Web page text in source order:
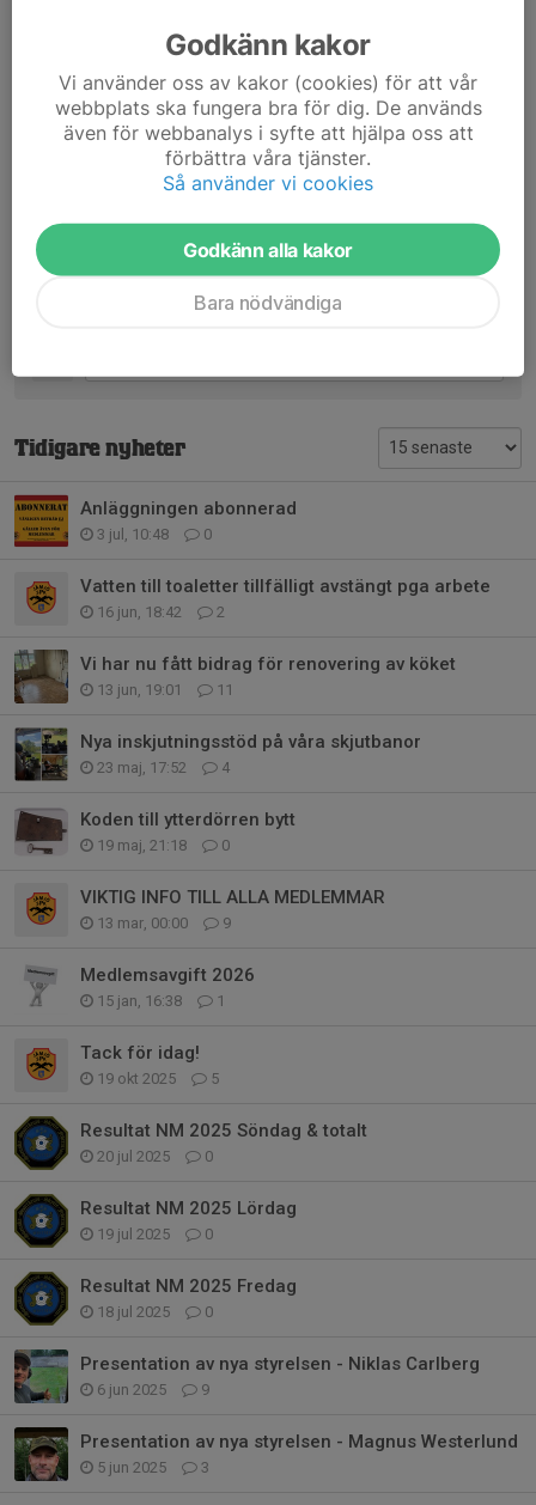
Bo Hirdelw
1 jun 2025
Grattis 👍
Mirsad Katadzic1 jun 2025
klubben. Lycka till 👍
Jimmy Svensson5 jun 2025
Tidigare nyheter
Anläggningen abonnerad
3 jul, 10:48 0
Vatten till toaletter tillfälligt avstängt pga arbete
16 jun, 18:42 2
Vi har nu fått bidrag för renovering av köket
13 jun, 19:01 11
Nya inskjutningsstöd på våra skjutbanor
23 maj, 17:52 4
Koden till ytterdörren bytt
19 maj, 21:18 0
VIKTIG INFO TILL ALLA MEDLEMMAR
13 mar, 00:00 9
Medlemsavgift 2026
15 jan, 16:38 1
Tack för idag!
19 okt 2025 5
Resultat NM 2025 Söndag & totalt
20 jul 2025 0
Resultat NM 2025 Lördag
19 jul 2025 0
Resultat NM 2025 Fredag
18 jul 2025 0
Presentation av nya styrelsen - Niklas Carlberg
6 jun 2025 9
Presentation av nya styrelsen - Magnus Westerlund
5 jun 2025 3
Godkänn kakor
Vi använder oss av kakor (cookies) för att vår
webbplats ska fungera bra för dig. De används
även för webbanalys i syfte att hjälpa oss att
förbättra våra tjänster.
Så använder vi cookies
Godkänn alla kakor
Bara nödvändiga